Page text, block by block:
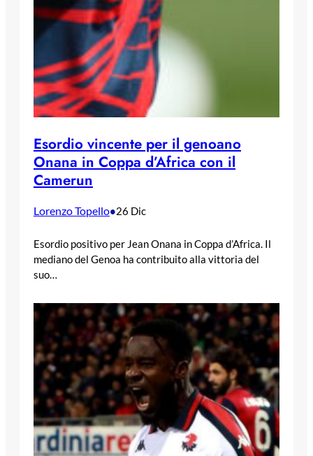
Esordio vincente per il genoano
Onana in Coppa d’Africa con il
Camerun
Lorenzo Topello•26 Dic
Esordio positivo per Jean Onana in Coppa d’Africa. Il
mediano del Genoa ha contribuito alla vittoria del
suo…